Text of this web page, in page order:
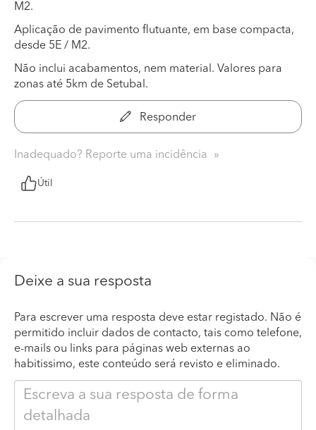
M2.
Aplicação de pavimento flutuante, em base compacta,
desde 5E / M2.
Não inclui acabamentos, nem material. Valores para
zonas até 5km de Setubal.
Responder
Inadequado? Reporte uma incidência
Útil
Deixe a sua resposta
Para escrever uma resposta deve estar registado. Não é
permitido incluir dados de contacto, tais como telefone,
e-mails ou links para páginas web externas ao
habitissimo, este conteúdo será revisto e eliminado.